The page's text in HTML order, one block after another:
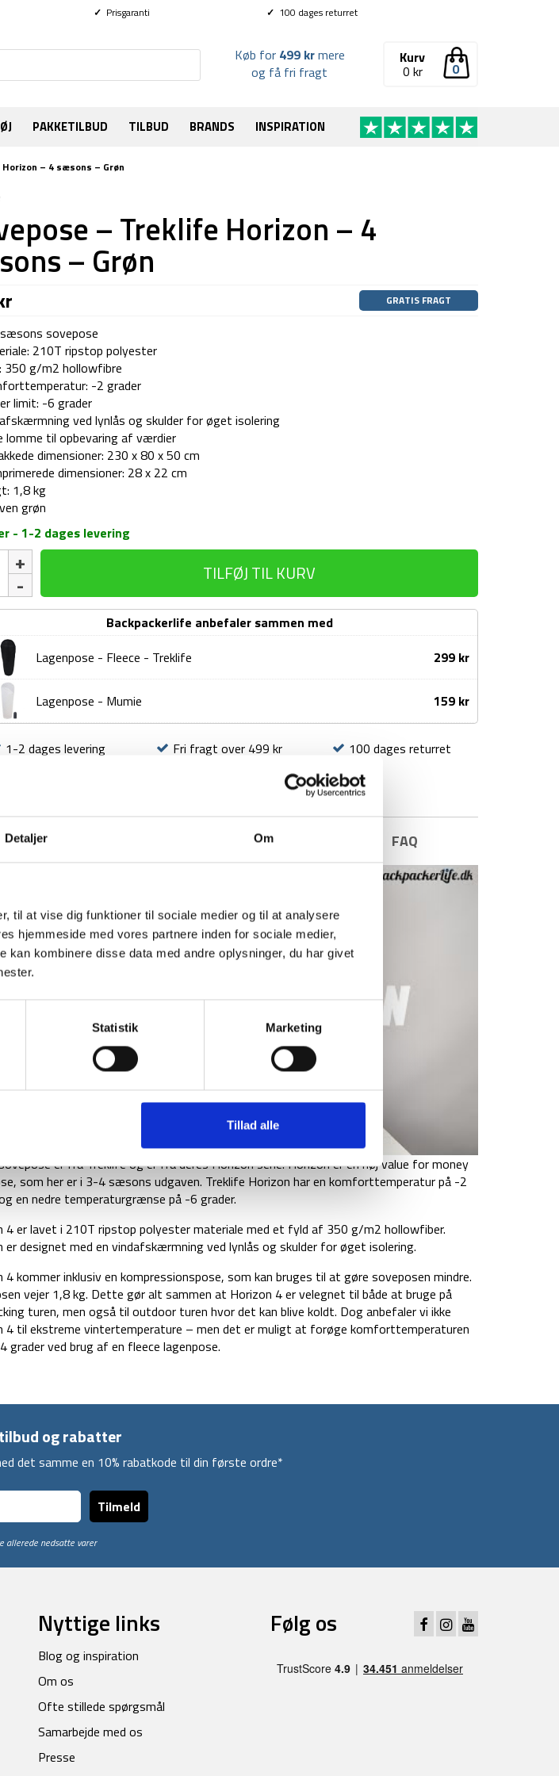
Detaljer Om
til at vise dig funktioner til sociale medier og til at analysere
hjemmeside med vores partnere inden for sociale medier,
kan kombinere disse data med andre oplysninger, du har givet
Statistik Marketing
Tillad alle
✓ Prisgaranti ✓ 100 dages returret
0
Kurv
0 kr
Køb for 499 krmere
og få fri fragt
PAKKETILBUD TILBUD BRANDS INSPIRATION
– 4 sæsons – Grøn
– Treklife Horizon – 4
– Grøn
GRATIS FRAGT
sovepose
210T ripstop polyester
350 g/m2 hollowfibre
-2 grader
limit: -6 grader
ved lynlås og skulder for øget isolering
lomme til opbevaring af værdier
dimensioner: 230 x 80 x 50 cm
dimensioner: 28 x 22 cm
1,8 kg
grøn
- 1-2 dages levering
TILFØJ TIL KURV
Backpackerlife anbefaler sammen med
Lagenpose - Fleece - Treklife 299 kr
Lagenpose - Mumie 159 kr
1-2 dages levering Fri fragt over 499 kr 100 dages returret
BESKRIVELSE YDERLIGERE INFORMATION FAQ
er fra Treklife og er fra deres Horizon serie. Horizon er en høj value for money
som her er i 3-4 sæsons udgaven. Treklife Horizon har en komforttemperatur på -2
en nedre temperaturgrænse på -6 grader.
4 er lavet i 210T ripstop polyester materiale med et fyld af 350 g/m2 hollowfiber.
er designet med en vindafskærmning ved lynlås og skulder for øget isolering.
4 kommer inklusiv en kompressionspose, som kan bruges til at gøre soveposen mindre.
vejer 1,8 kg. Dette gør alt sammen at Horizon 4 er velegnet til både at bruge på
turen, men også til outdoor turen hvor det kan blive koldt. Dog anbefaler vi ikke
4 til ekstreme vintertemperature – men det er muligt at forøge komforttemperaturen
grader ved brug af en fleece lagenpose.
og rabatter
det samme en 10% rabatkode til din første ordre*
Tilmeld
allerede nedsatte varer
Nyttige links
Blog og inspiration
Om os
Ofte stillede spørgsmål
Samarbejde med os
Presse
Følg os